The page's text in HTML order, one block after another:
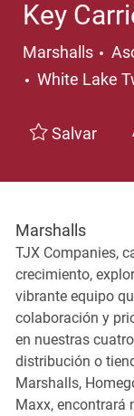
Key
Marshalls
Ubicación
White Lake
Salvar
Marshalls
TJX Companies,
crecimiento,
vibrante equipo
colaboración y
en nuestras
distribución o
Marshalls,
Maxx, encontrará